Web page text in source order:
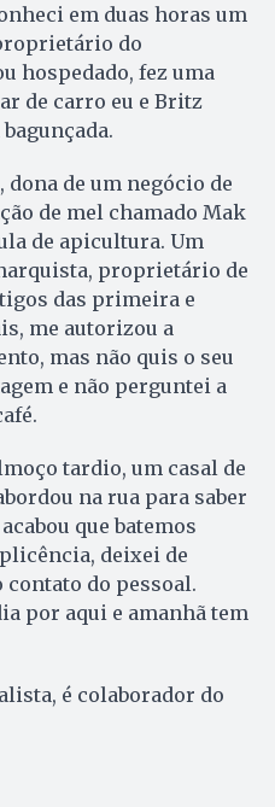
em duas horas um
do
hospedado, fez uma
de carro eu e Britz
dona de um negócio de
de mel chamado Mak
de apicultura. Um
proprietário de
das primeira e
me autorizou a
mas não quis o seu
e não perguntei a
tardio, um casal de
na rua para saber
que batemos
deixei de
contato do pessoal.
por aqui e amanhã tem
é colaborador do